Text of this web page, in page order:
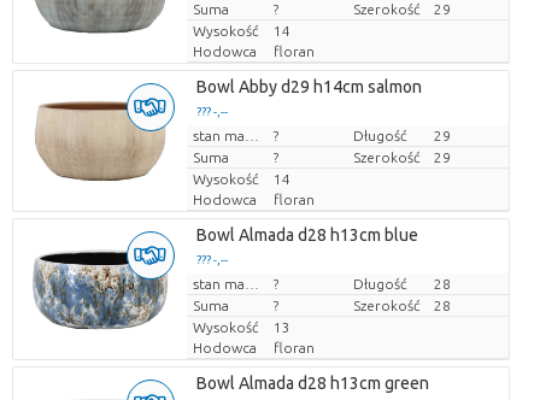
Suma
? Szerokość
29
Wysokość
14
Hodowca
floran
Bowl Abby d29 h14cm salmon
??? -,--
Cena za sztukę
? Długość
29
Suma
? Szerokość
29
Wysokość
14
Hodowca
floran
Bowl Almada d28 h13cm blue
??? -,--
Cena za sztukę
? Długość
28
Suma
? Szerokość
28
Wysokość
13
Hodowca
floran
Bowl Almada d28 h13cm green